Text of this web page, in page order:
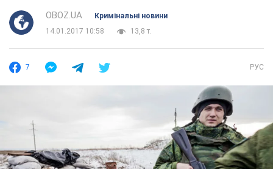
OBOZ.UA
Кримінальні новини
14.01.2017 10:58
13,8 т.
7 РУС